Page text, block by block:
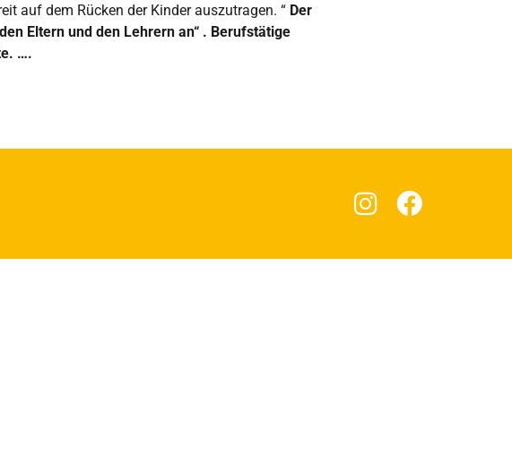
auf dem Rücken der Kinder auszutragen. “ Der
Eltern und den Lehrern an“ . Berufstätige
….